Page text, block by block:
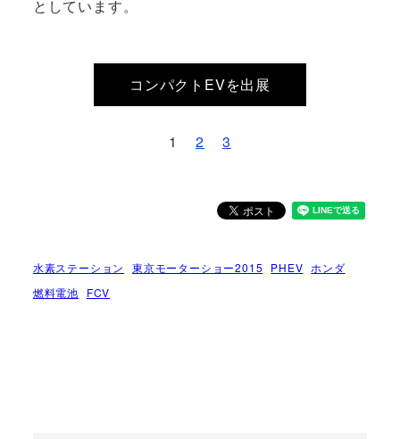
としています。
コンパクトEVを出展
1 2 3
水素ステーション 東京モーターショー2015 PHEV ホンダ
燃料電池
FCV